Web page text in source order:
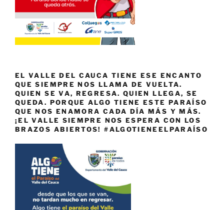
EL VALLE DEL CAUCA TIENE ESE ENCANTO
QUE SIEMPRE NOS LLAMA DE VUELTA.
QUIEN SE VA, REGRESA. QUIEN LLEGA, SE
QUEDA. PORQUE ALGO TIENE ESTE PARAÍSO
QUE NOS ENAMORA CADA DÍA MÁS Y MÁS.
¡EL VALLE SIEMPRE NOS ESPERA CON LOS
BRAZOS ABIERTOS! #ALGOTIENEELPARAÍSO